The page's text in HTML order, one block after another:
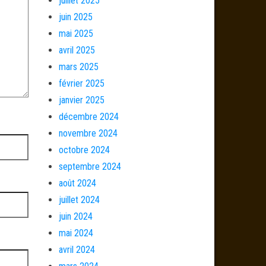
juin 2025
mai 2025
avril 2025
mars 2025
février 2025
janvier 2025
décembre 2024
novembre 2024
octobre 2024
septembre 2024
août 2024
juillet 2024
juin 2024
mai 2024
avril 2024